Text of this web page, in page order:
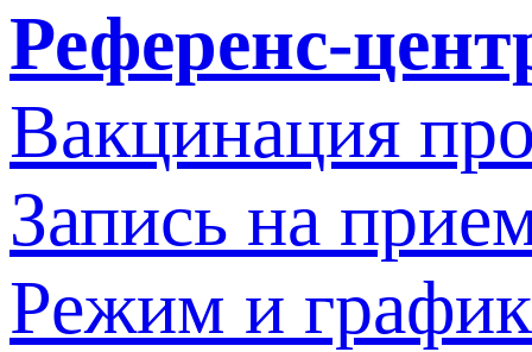
Референс-
Вакцинация
Запись на
Режим и